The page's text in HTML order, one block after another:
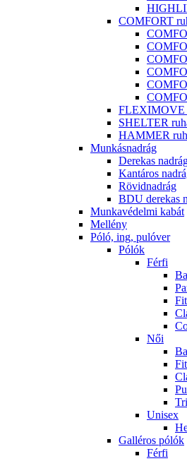
COMFORT
FLEXIMOVE
SHELTER
HAMMER
Munkásnadrág
Derekas
Kantáros
Rövidnadrág
BDU derekas
Munkavédelmi kabát
Mellény
Póló, ing, pulóver
Pólók
Férfi
Női
Unisex
Galléros pólók
Férfi